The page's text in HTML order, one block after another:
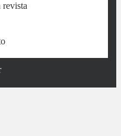
revista